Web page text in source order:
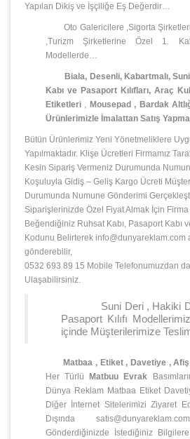
Yapılan Dikiş ve İşçiliğe Eş Değerdir…
Oto Galericilere ,Sigorta
,Turizm Şirketlerine Özel 1.
Modellerde…
Biala, Desenli, Kabartmalı, Suni
Kabı ve Pasaport Kılıfları, Araç
Etiketleri , Mousepad , Bardak
Ürünlerimizle İmalattan Satış
Bütün Ürünlerimiz Yeni Yönetmeliklere
Yapılmaktadır. Klişe Ücretleri Firmamız
Kesin Sipariş Vermeniz Durumunda
Koşuluyla Gidiş – Geliş Kargo Ücreti
Durumunda Numune Gönderimi
Siparişlerinizde Özel Fiyat Almak İçin
Beğendiğiniz Ruhsat Kabı, Pasaport Kabı
Kodunu Belirterek info@dunyareklam.com
gönderebilir,
0532 693 89 15 Mobile Telefonumuzdan
Ulaşabilirsiniz.
Suni Deri , Hakiki
Pasaport Kılıfı
içinde Müşterilerimize
Matbaa , Etiket , Davetiye , Afiş
Her Türlü
Matbuu Evrak
Dünya Reklam Matbaa Etiket
Diğer İnternet Sitelerimizi Ziyaret
Dışında
Gönderdiğinizde İstediğiniz